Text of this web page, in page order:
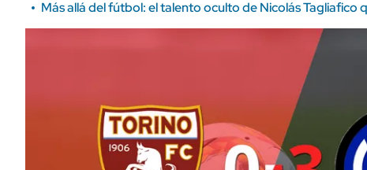
Más allá del fútbol: el talento oculto de Nicolás Tagliafico